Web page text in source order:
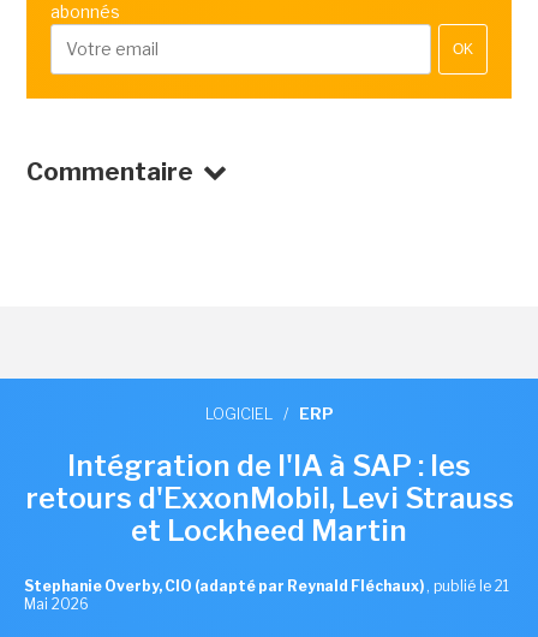
abonnés
OK
Commentaire
LOGICIEL / ERP
Intégration de l'IA à SAP : les
retours d'ExxonMobil, Levi Strauss
et Lockheed Martin
Stephanie Overby, CIO (adapté par Reynald Fléchaux) , publié le 21
Mai 2026